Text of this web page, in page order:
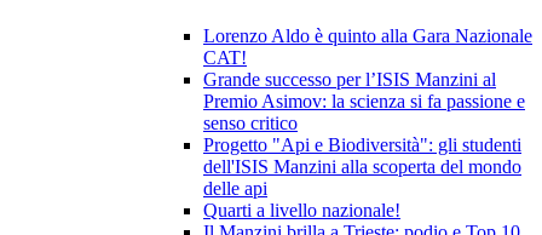
Lorenzo Aldo è quinto alla Gara Nazionale
CAT!
Grande successo per l’ISIS Manzini al
Premio Asimov: la scienza si fa passione e
senso critico
Progetto "Api e Biodiversità": gli studenti
dell'ISIS Manzini alla scoperta del mondo
delle api
Quarti a livello nazionale!